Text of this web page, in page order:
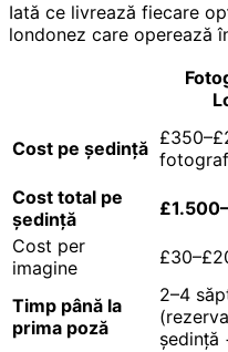
Iată ce livrează fiecare
londonez care operează
Cost pe ședință
Cost total pe
ședință
Cost per
imagine
Timp până la
prima poză
2–4
ședință